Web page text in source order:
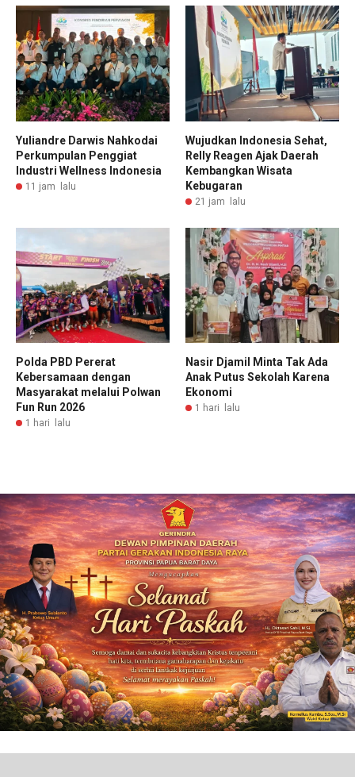
Yuliandre Darwis Nahkodai
Perkumpulan Penggiat
Industri Wellness Indonesia
11 jam lalu
Wujudkan Indonesia Sehat,
Relly Reagen Ajak Daerah
Kembangkan Wisata
Kebugaran
21 jam lalu
Polda PBD Pererat
Kebersamaan dengan
Masyarakat melalui Polwan
Fun Run 2026
1 hari lalu
Nasir Djamil Minta Tak Ada
Anak Putus Sekolah Karena
Ekonomi
1 hari lalu